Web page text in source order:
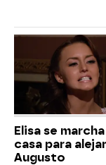
Elisa se
casa para
Augusto